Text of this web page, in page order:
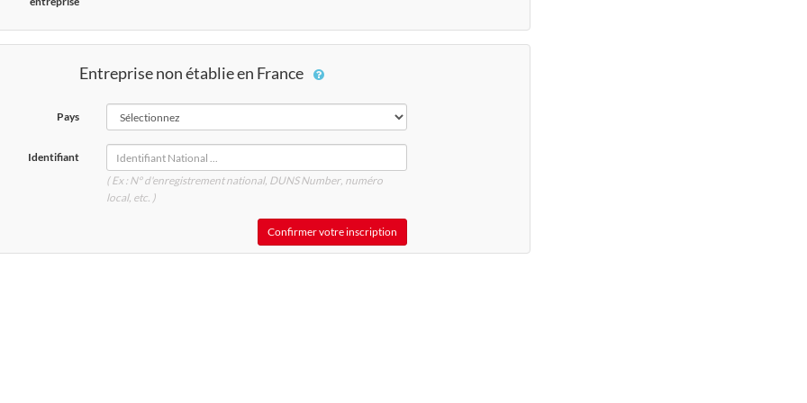
Entreprise non établie en France
Pays
Identifiant
( Ex : N° d'enregistrement national, DUNSNumber, numéro
local, etc. )